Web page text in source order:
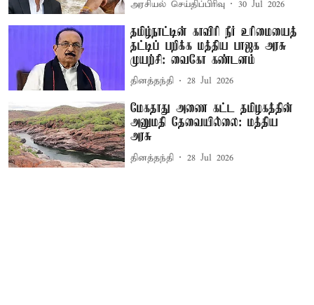
அரசியல் செய்திப்பிரிவு 30 Jul 2026
தமிழ்நாட்டின் காவிரி நீர் உரிமையைத்
தட்டிப் பறிக்க மத்திய பாஜக அரசு
முயற்சி: வைகோ கண்டனம்
தினத்தந்தி 28 Jul 2026
மேகதாது அணை கட்ட தமிழகத்தின்
அனுமதி தேவையில்லை: மத்திய
அரசு
தினத்தந்தி 28 Jul 2026